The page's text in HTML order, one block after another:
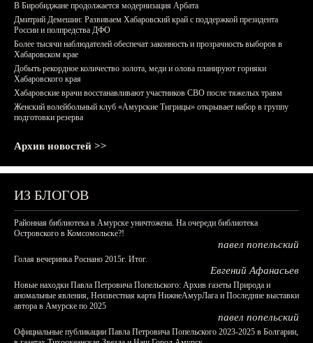
В Биробиджане продолжается модернизация Арбата
Дмитрий Демешин: Развиваем Хабаровский край с поддержкой президента
России и полпредства ДФО
Более тысячи наблюдателей обеспечат законность и прозрачность выборов в
Хабаровском крае
Добыть рекордное количество золота, меди и олова планируют горняки
Хабаровского края
Хабаровские врачи восстанавливают участников СВО после тяжелых травм
Женский волейбольный клуб «Амурские Тигрицы» открывает набор в группу
подготовки резерва
Архив новостей >>
ИЗ БЛОГОВ
Районная библиотека в Амурске уничтожена. На очереди библиотека
Островского в Комсомольске?!
павел попельский
Голая вечеринка Роснано 2015г. Итог.
Евгений Афанасьев
Новые находки Павла Петровича Попельского: Архив газеты Природа и
аномальные явления, Неизвестная карта НижнеАмурЛага и Последние выставки
автора в Амурске по 2025
павел попельский
Официальные публикации Павла Петровича Попельского 2023-2025 в Болгарии,